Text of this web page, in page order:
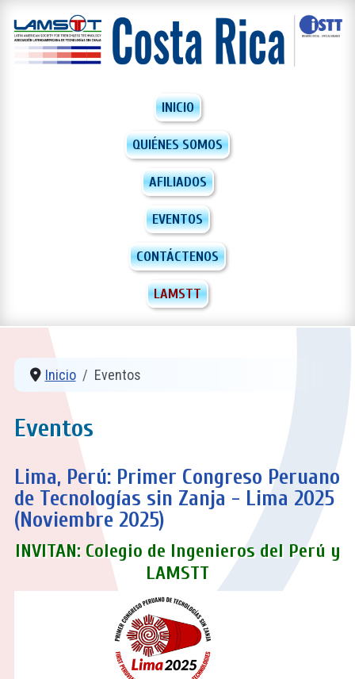
INICIO
QUIÉNES SOMOS
AFILIADOS
EVENTOS
CONTÁCTENOS
LAMSTT
Inicio Eventos
Eventos
Lima, Perú: Primer Congreso Peruano
de Tecnologías sin Zanja - Lima 2025
(Noviembre 2025)
INVITAN: Colegio de Ingenieros del Perú y
LAMSTT